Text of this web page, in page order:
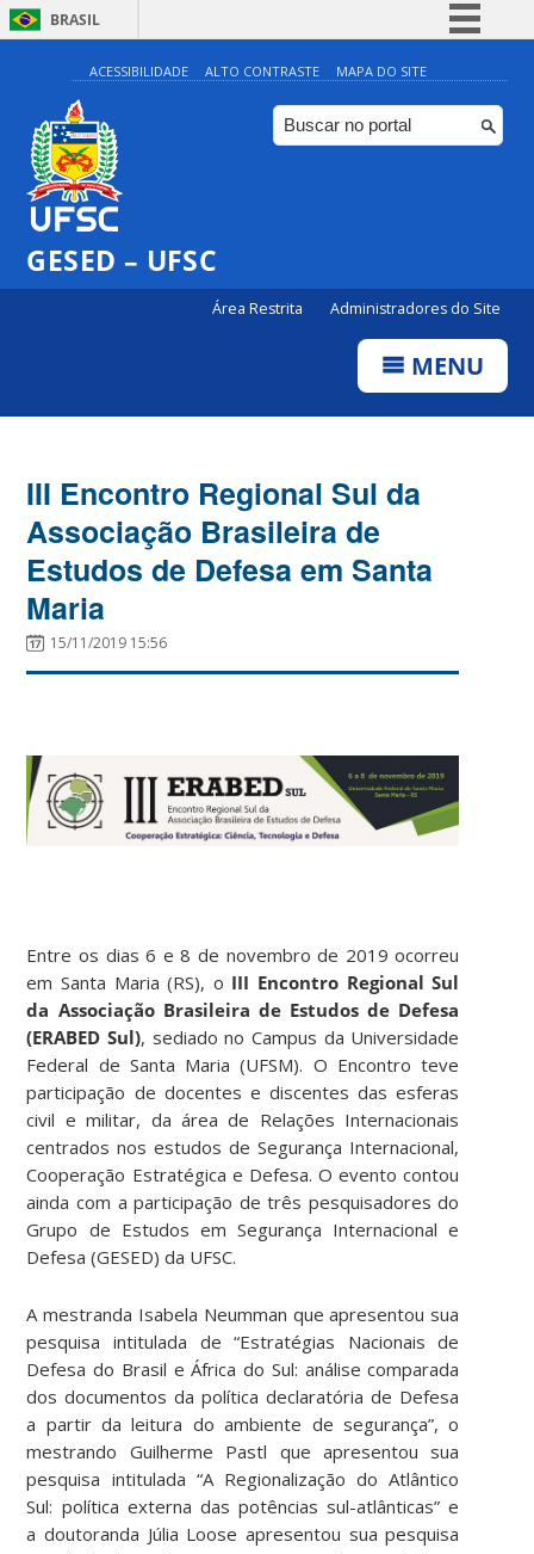
BRASIL
Simplifique!
Comunica BR
Participe
ACESSIBILIDADE ALTO CONTRASTE MAPA DO SITE
GESED – UFSC
Área Restrita Administradores do Site
MENU
III Encontro Regional Sul da
Associação Brasileira de
Estudos de Defesa em Santa
Maria
15/11/2019 15:56
Entre os dias 6 e 8 de novembro de 2019 ocorreu
em Santa Maria (RS), o III Encontro Regional Sul
da Associação Brasileira de Estudos de Defesa
(ERABED Sul), sediado no Campus da Universidade
Federal de Santa Maria (UFSM). O Encontro teve
participação de docentes e discentes das esferas
civil e militar, da área de Relações Internacionais
centrados nos estudos de Segurança Internacional,
Cooperação Estratégica e Defesa. O evento contou
ainda com a participação de três pesquisadores do
Grupo de Estudos em Segurança Internacional e
Defesa (GESED) da UFSC.
A mestranda Isabela Neumman que apresentou sua
pesquisa intitulada de “Estratégias Nacionais de
Defesa do Brasil e África do Sul: análise comparada
dos documentos da política declaratória de Defesa
a partir da leitura do ambiente de segurança”, o
mestrando Guilherme Pastl que apresentou sua
pesquisa intitulada “A Regionalização do Atlântico
Sul: política externa das potências sul-atlânticas” e
a doutoranda Júlia Loose apresentou sua pesquisa